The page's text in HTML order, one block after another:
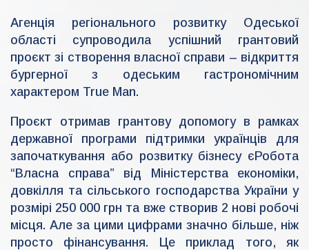
n
r
d
a
Агенція регіонального розвитку Одеської
області супроводила успішний грантовий
проєкт зі створення власної справи – відкриття
бургерної з одеським гастрономічним
характером True Man.
Проєкт отримав грантову допомогу в рамках
державної програми підтримки українців для
започаткування або розвитку бізнесу єРобота
“Власна справа” від Міністерства економіки,
довкілля та сільського господарства України у
розмірі 250 000 грн та вже створив 2 нові робочі
місця. Але за цими цифрами значно більше, ніж
просто фінансування. Це приклад того, як